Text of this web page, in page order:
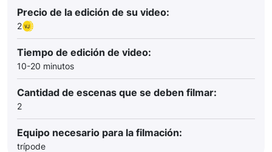
Precio de la edición de su video:
2
Tiempo de edición de video:
10-20 minutos
Cantidad de escenas que se deben filmar:
2
Equipo necesario para la filmación:
trípode